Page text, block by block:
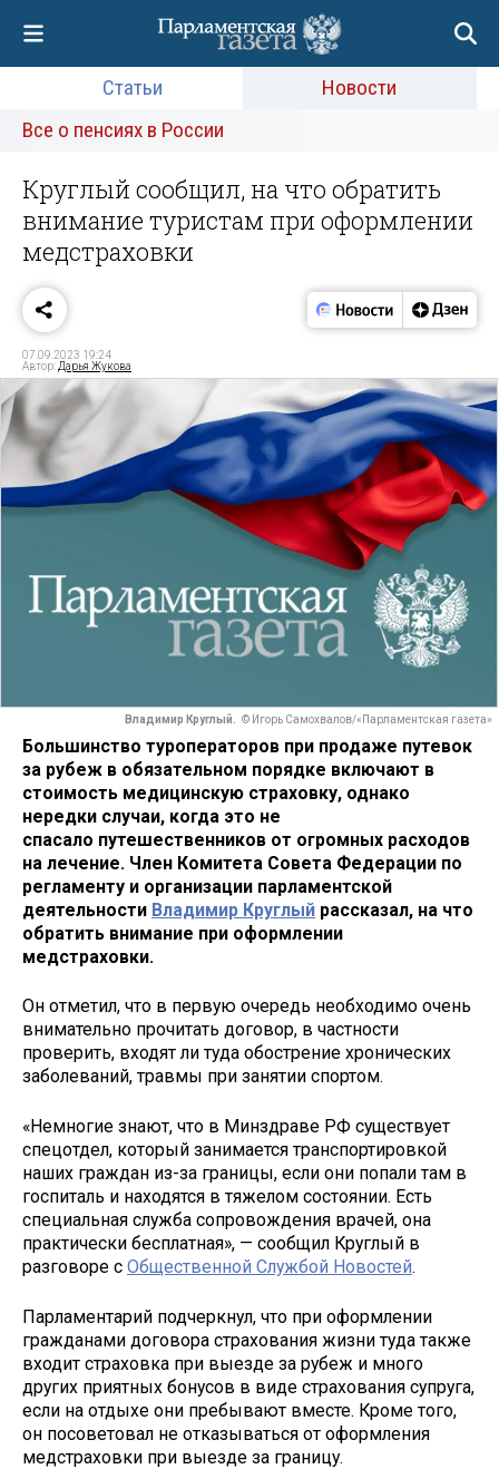
Статьи
Новости
Все о пенсиях в России
Круглый сообщил, на что обратить
внимание туристам при оформлении
медстраховки
07.09.2023 19:24
Автор: Дарья Жукова
Владимир Круглый. © Игорь Самохвалов/«Парламентская газета»
Большинство туроператоров при продаже путевок
за рубеж в обязательном порядке включают в
стоимость медицинскую страховку, однако
нередки случаи, когда это не
спасало путешественников от огромных расходов
на лечение. Член Комитета Совета Федерации по
регламенту и организации парламентской
деятельности Владимир Круглый рассказал, на что
обратить внимание при оформлении
медстраховки.
Он отметил, что в первую очередь необходимо очень
внимательно прочитать договор, в частности
проверить, входят ли туда обострение хронических
заболеваний, травмы при занятии спортом.
«Немногие знают, что в Минздраве РФ существует
спецотдел, который занимается транспортировкой
наших граждан из-за границы, если они попали там в
госпиталь и находятся в тяжелом состоянии. Есть
специальная служба сопровождения врачей, она
практически бесплатная», — сообщил Круглый в
разговоре с Общественной Службой Новостей.
Парламентарий подчеркнул, что при оформлении
гражданами договора страхования жизни туда также
входит страховка при выезде за рубеж и много
других приятных бонусов в виде страхования супруга,
если на отдыхе они пребывают вместе. Кроме того,
он посоветовал не отказываться от оформления
медстраховки при выезде за границу.